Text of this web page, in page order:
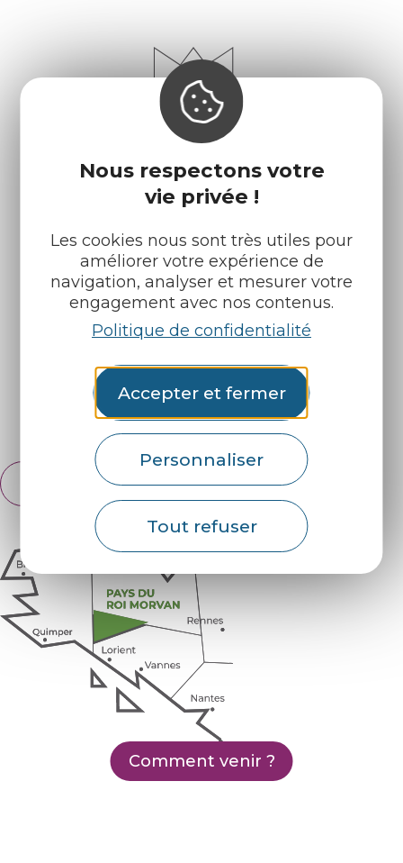
Nous respectons votre
vie privée !
Les cookies nous sont très utiles pour
améliorer votre expérience de
navigation, analyser et mesurer votre
engagement avec nos contenus.
Politique de confidentialité
Accepter et fermer
Personnaliser
Tout refuser
Infos pratiques
Nos accueils
Nos brochures
Météo
Retrouvez-nous sur :
Espace pro Partenaires
Français
English
Comment venir ?